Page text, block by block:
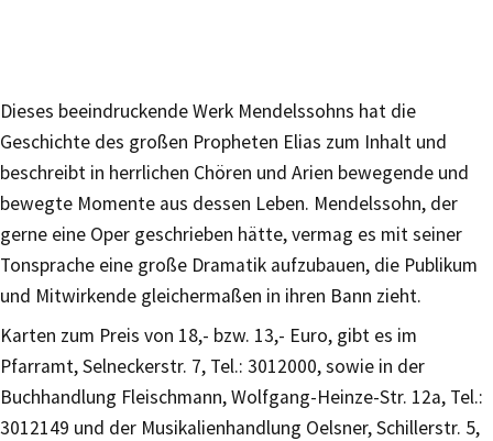
Dieses beeindruckende Werk Mendelssohns hat die
Geschichte des großen Propheten Elias zum Inhalt und
beschreibt in herrlichen Chören und Arien bewegende und
bewegte Momente aus dessen Leben. Mendelssohn, der
gerne eine Oper geschrieben hätte, vermag es mit seiner
Tonsprache eine große Dramatik aufzubauen, die Publikum
und Mitwirkende gleichermaßen in ihren Bann zieht.
Karten zum Preis von 18,- bzw. 13,- Euro, gibt es im
Pfarramt, Selneckerstr. 7, Tel.: 3012000, sowie in der
Buchhandlung Fleischmann, Wolfgang-Heinze-Str. 12a, Tel.:
3012149 und der Musikalienhandlung Oelsner, Schillerstr. 5,